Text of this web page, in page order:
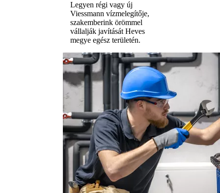
Legyen régi vagy új
Viessmann vízmelegítője,
szakemberink örömmel
vállalják javítását Heves
megye egész területén.